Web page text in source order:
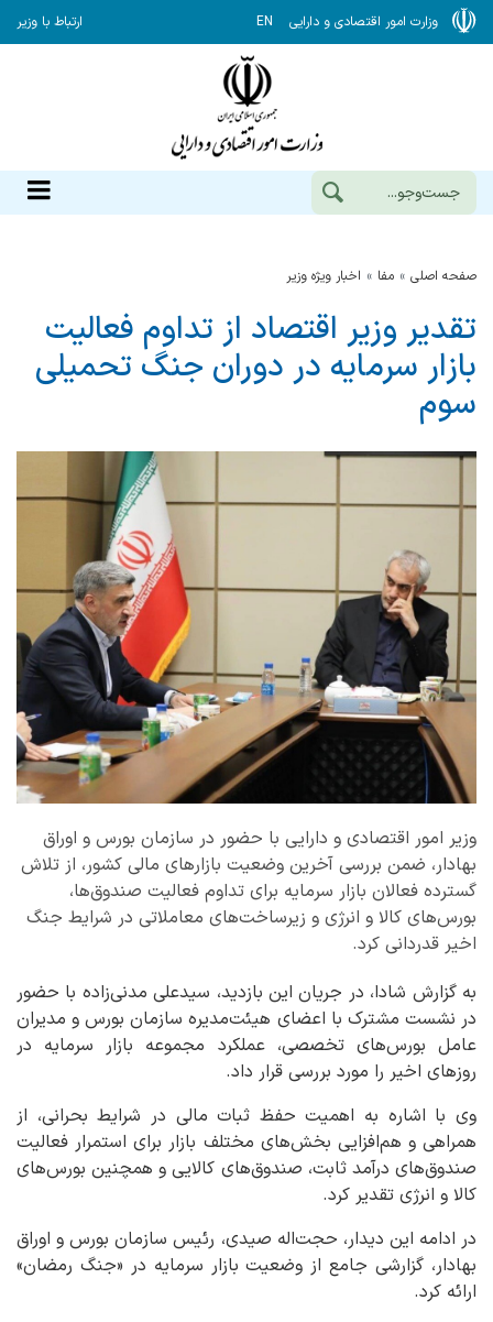
وزارت امور اقتصادی و دارایی EN ارتباط با وزیر
صفحه اصلی مفا اخبار ویژه وزیر
تقدیر وزیر اقتصاد از تداوم فعالیت
بازار سرمایه در دوران جنگ تحمیلی
سوم
وزیر امور اقتصادی و دارایی با حضور در سازمان بورس و اوراق
بهادار، ضمن بررسی آخرین وضعیت بازارهای مالی کشور، از تلاش‌
گسترده فعالان بازار سرمایه برای تداوم فعالیت صندوق‌ها،
بورس‌های کالا و انرژی و زیرساخت‌های معاملاتی در شرایط جنگ
اخیر قدردانی کرد.
به گزارش شادا، در جریان این بازدید، سیدعلی مدنی‌زاده با حضور
در نشست مشترک با اعضای هیئت‌مدیره سازمان بورس و مدیران
عامل بورس‌های تخصصی، عملکرد مجموعه بازار سرمایه در
روزهای اخیر را مورد بررسی قرار داد.
وی با اشاره به اهمیت حفظ ثبات مالی در شرایط بحرانی، از
همراهی و هم‌افزایی بخش‌های مختلف بازار برای استمرار فعالیت
صندوق‌های درآمد ثابت، صندوق‌های کالایی و همچنین بورس‌های
کالا و انرژی تقدیر کرد.
در ادامه این دیدار، حجت‌اله صیدی، رئیس سازمان بورس و اوراق
بهادار، گزارشی جامع از وضعیت بازار سرمایه در «جنگ رمضان»
ارائه کرد.